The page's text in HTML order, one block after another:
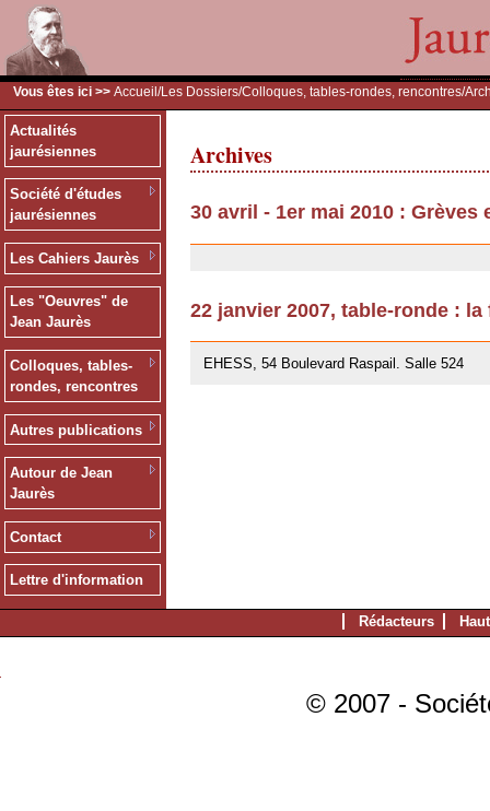
Vous êtes ici >> Accueil /Les Dossiers/Colloques, tables-rondes, rencontres/
Actualités
jaurésiennes
Société d'études
jaurésiennes
Les Cahiers Jaurès
Les "Oeuvres" de
Jean Jaurès
Colloques, tables-
rondes, rencontres
Autres publications
Autour de Jean
Jaurès
Contact
Lettre d'information
Archives
30 avril - 1er mai 2010 :
22 janvier 2007, table-ronde :
EHESS, 54 Boulevard Raspail. Salle 524
Rédacteurs
© 2007 -